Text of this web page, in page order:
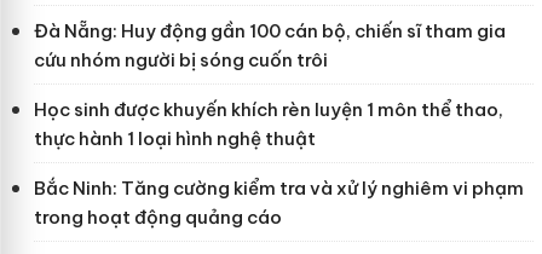
Đà Nẵng: Huy động gần 100 cán bộ, chiến sĩ tham gia
cứu nhóm người bị sóng cuốn trôi
Học sinh được khuyến khích rèn luyện 1 môn thể thao,
thực hành 1 loại hình nghệ thuật
Bắc Ninh: Tăng cường kiểm tra và xử lý nghiêm vi phạm
trong hoạt động quảng cáo